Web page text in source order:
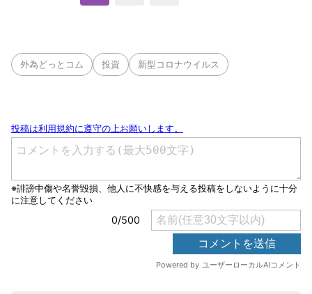
外為どっとコム 投資 新型コロナウイルス